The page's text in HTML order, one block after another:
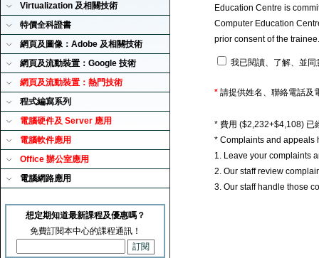
Virtualization 及相關技術
特價全科證書
網頁及圖像：Adobe 及相關技術
網頁及流動裝置：Google 技術
網頁及流動裝置：熱門技術
程式編寫系列
電腦硬件及 Server 應用
電腦軟件應用
Office 辦公室應用
電腦網路應用
想定期知道最新課程及優惠嗎？
免費訂閱本中心的課程通訊！
Education Centre is
Computer Education
prior consent of the
我已閱讀、了解、並
* 請提供姓名、聯絡電話及
* 費用 ($2,232+$4,108) 已
* Complaints and appeals
1. Leave your complaints
2. Our staff review
3. Our staff handle those